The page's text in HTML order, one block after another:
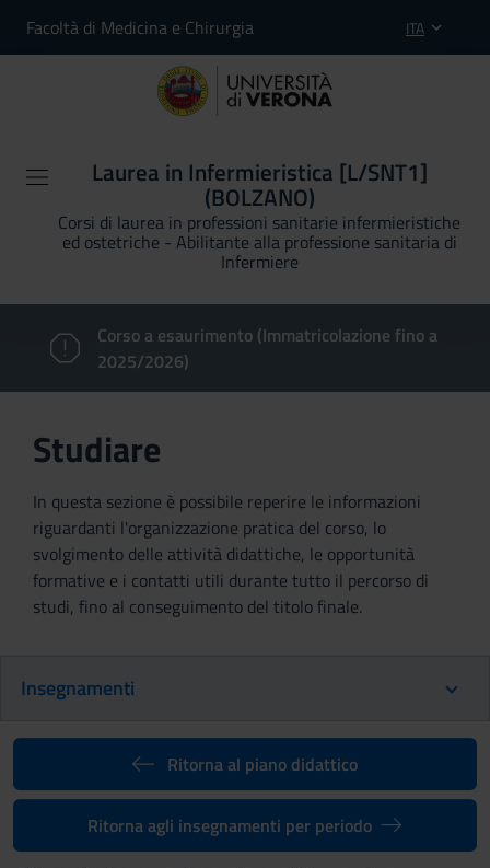
Facoltà di Medicina e Chirurgia ITA
Laurea in Infermieristica [L/SNT1]
(BOLZANO)
Corsi di laurea in professioni sanitarie infermieristiche
ed ostetriche - Abilitante alla professione sanitaria di
Infermiere
Corso a esaurimento (Immatricolazione fino a
2025/2026)
Studiare
In questa sezione è possibile reperire le informazioni
riguardanti l'organizzazione pratica del corso, lo
svolgimento delle attività didattiche, le opportunità
formative e i contatti utili durante tutto il percorso di
studi, fino al conseguimento del titolo finale.
Insegnamenti
Ritorna al piano didattico
Ritorna agli insegnamenti per periodo